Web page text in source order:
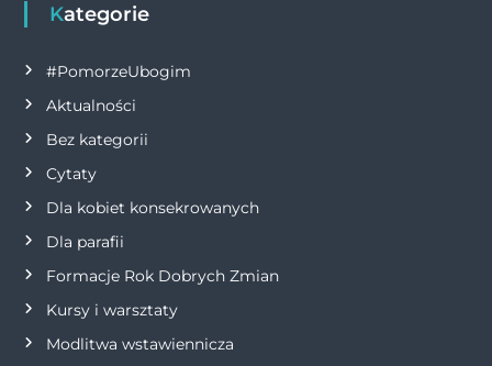
Kategorie
#PomorzeUbogim
Aktualności
Bez kategorii
Cytaty
Dla kobiet konsekrowanych
Dla parafii
Formacje Rok Dobrych Zmian
Kursy i warsztaty
Modlitwa wstawiennicza